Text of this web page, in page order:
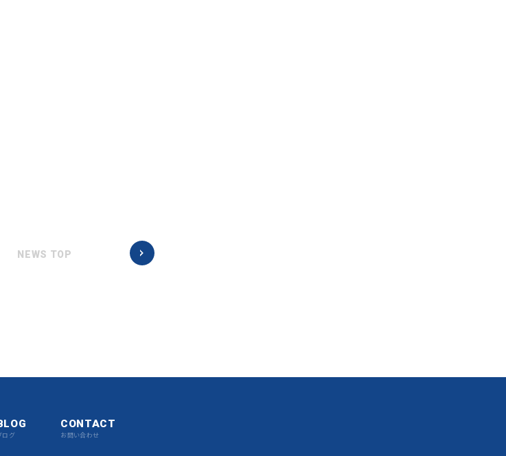
NEWS TOP
ログ
CONTACT
お問い合わせ